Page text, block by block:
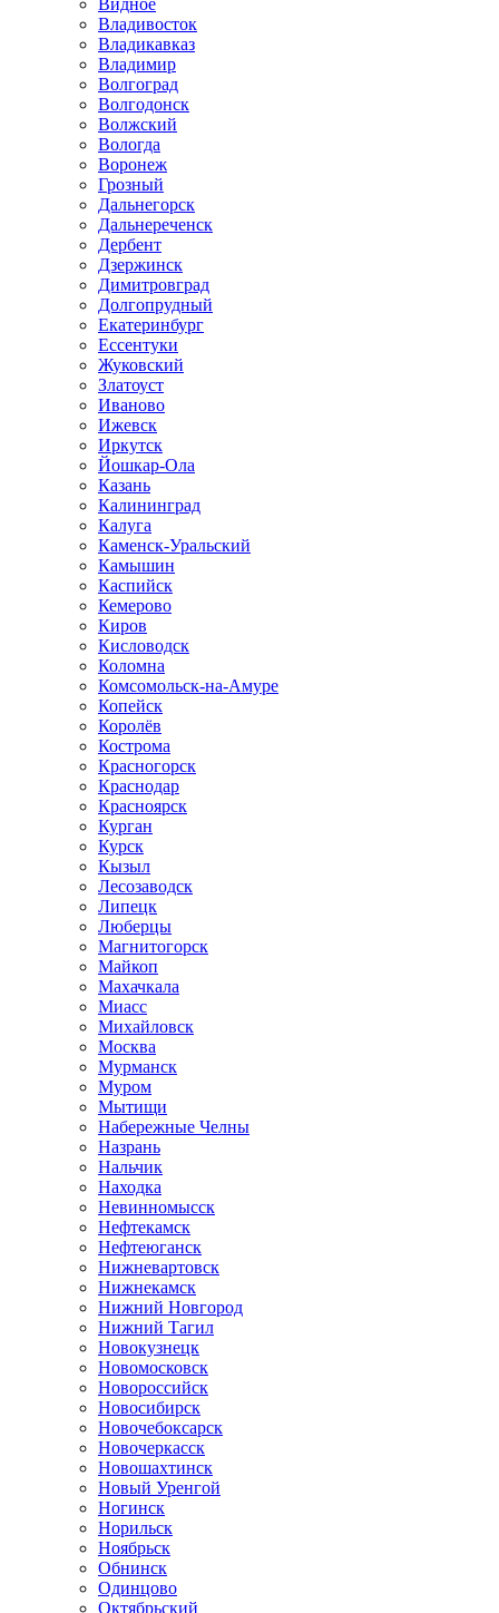
Видное
Владивосток
Владикавказ
Владимир
Волгоград
Волгодонск
Волжский
Вологда
Воронеж
Грозный
Дальнегорск
Дальнереченск
Дербент
Дзержинск
Димитровград
Долгопрудный
Екатеринбург
Ессентуки
Жуковский
Златоуст
Иваново
Ижевск
Иркутск
Йошкар-Ола
Казань
Калининград
Калуга
Каменск-Уральский
Камышин
Каспийск
Кемерово
Киров
Кисловодск
Коломна
Комсомольск-на-Амуре
Копейск
Королёв
Кострома
Красногорск
Краснодар
Красноярск
Курган
Курск
Кызыл
Лесозаводск
Липецк
Люберцы
Магнитогорск
Майкоп
Махачкала
Миасс
Михайловск
Москва
Мурманск
Муром
Мытищи
Набережные Челны
Назрань
Нальчик
Находка
Невинномысск
Нефтекамск
Нефтеюганск
Нижневартовск
Нижнекамск
Нижний Новгород
Нижний Тагил
Новокузнецк
Новомосковск
Новороссийск
Новосибирск
Новочебоксарск
Новочеркасск
Новошахтинск
Новый Уренгой
Ногинск
Норильск
Ноябрьск
Обнинск
Одинцово
Октябрьский